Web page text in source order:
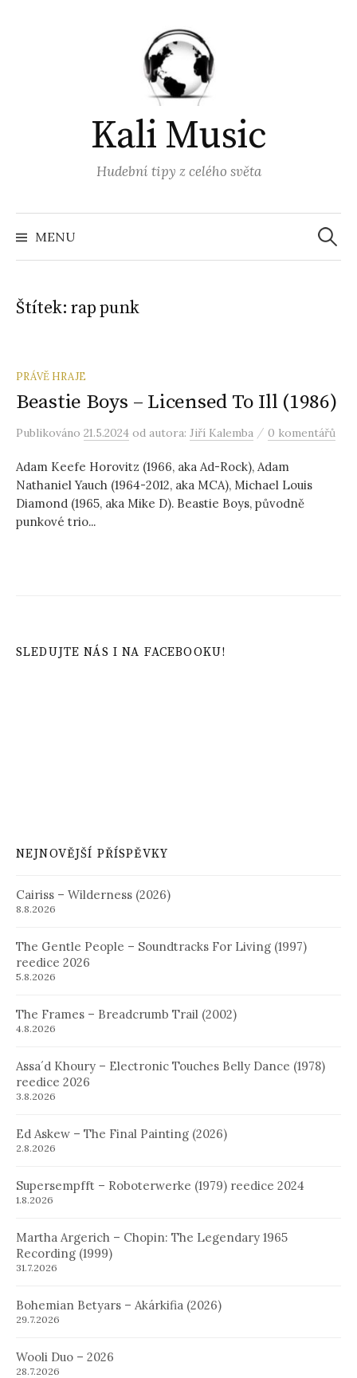
Kali Music
Hudební tipy z celého světa
MENU
Štítek:rap punk
PRÁVĚ HRAJE
Beastie Boys – Licensed To Ill (1986)
Publikováno 21.5.2024 od autora: Jiří Kalemba / 0 komentářů
Adam Keefe Horovitz (1966, aka Ad-Rock), Adam
Nathaniel Yauch (1964-2012, aka MCA), Michael Louis
Diamond (1965, aka Mike D). Beastie Boys, původně
punkové trio...
SLEDUJTE NÁS I NA FACEBOOKU!
NEJNOVĚJŠÍ PŘÍSPĚVKY
Cairiss – Wilderness (2026)
8.8.2026
The Gentle People – Soundtracks For Living (1997)
reedice 2026
5.8.2026
The Frames – Breadcrumb Trail (2002)
4.8.2026
Assa´d Khoury – Electronic Touches Belly Dance (1978)
reedice 2026
3.8.2026
Ed Askew – The Final Painting (2026)
2.8.2026
Supersempfft – Roboterwerke (1979) reedice 2024
1.8.2026
Martha Argerich – Chopin: The Legendary 1965
Recording (1999)
31.7.2026
Bohemian Betyars – Akárkifia (2026)
29.7.2026
Wooli Duo – 2026
28.7.2026